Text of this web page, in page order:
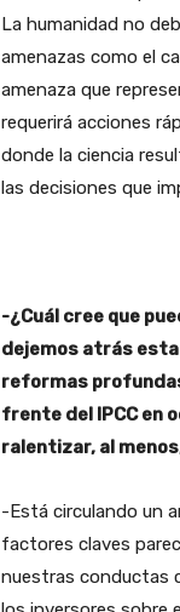
La humanidad no
amenazas como el
amenaza que
requerirá acciones
donde la ciencia
las decisiones que
-¿Cuál cree que
dejemos atrás esta
reformas
frente del IPCC en
ralentizar, al
-Está circulando un
factores claves
nuestras conductas